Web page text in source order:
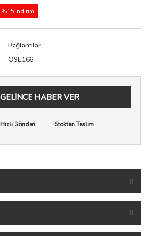
%15 indirim
Bağlantılar
OSE166
GELİNCE HABER VER
Hızlı Gönderi Stoktan Teslim